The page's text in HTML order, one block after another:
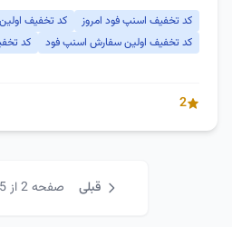
کد تخفیف اسنپ فود امروز
کد تخفیف
کد تخفیف اولین سفارش اسنپ فود
کد
2
قبلی صفحه 2 از 5